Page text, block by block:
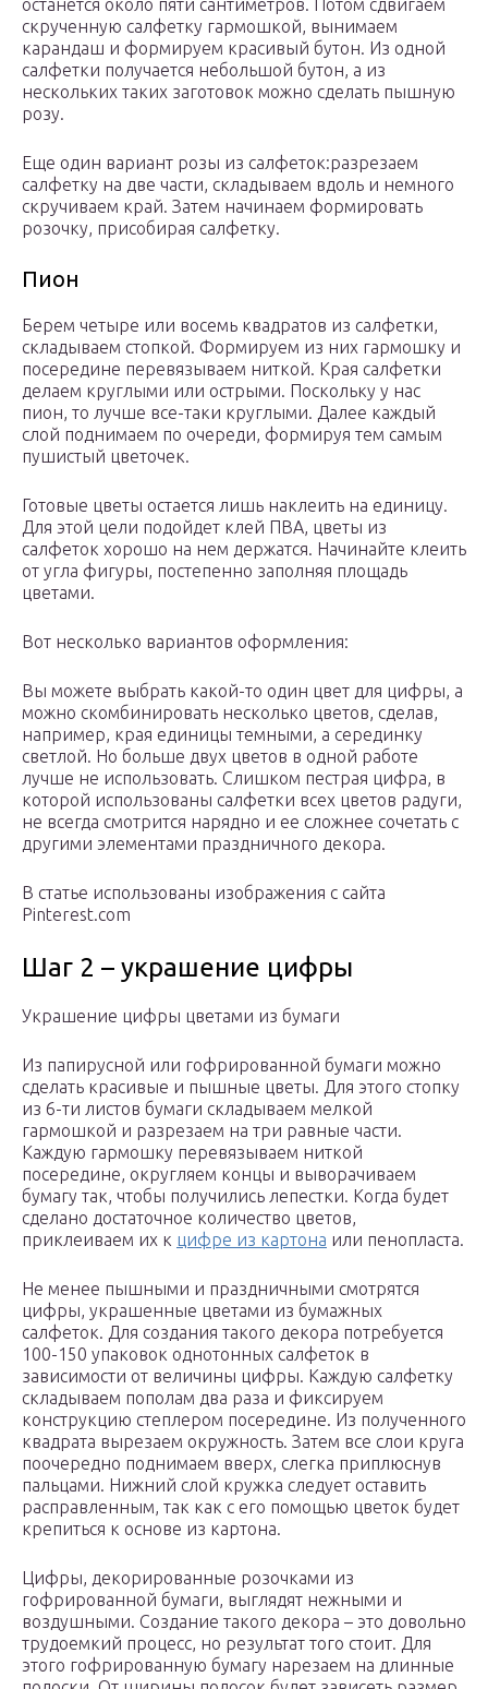
останется около пяти сантиметров. Потом сдвигаем
скрученную салфетку гармошкой, вынимаем
карандаш и формируем красивый бутон. Из одной
салфетки получается небольшой бутон, а из
нескольких таких заготовок можно сделать пышную
розу.
Еще один вариант розы из салфеток:разрезаем
салфетку на две части, складываем вдоль и немного
скручиваем край. Затем начинаем формировать
розочку, присобирая салфетку.
Пион
Берем четыре или восемь квадратов из салфетки,
складываем стопкой. Формируем из них гармошку и
посередине перевязываем ниткой. Края салфетки
делаем круглыми или острыми. Поскольку у нас
пион, то лучше все-таки круглыми. Далее каждый
слой поднимаем по очереди, формируя тем самым
пушистый цветочек.
Готовые цветы остается лишь наклеить на единицу.
Для этой цели подойдет клей ПВА, цветы из
салфеток хорошо на нем держатся. Начинайте клеить
от угла фигуры, постепенно заполняя площадь
цветами.
Вот несколько вариантов оформления:
Вы можете выбрать какой-то один цвет для цифры, а
можно скомбинировать несколько цветов, сделав,
например, края единицы темными, а серединку
светлой. Но больше двух цветов в одной работе
лучше не использовать. Слишком пестрая цифра, в
которой использованы салфетки всех цветов радуги,
не всегда смотрится нарядно и ее сложнее сочетать с
другими элементами праздничного декора.
В статье использованы изображения с сайта
Pinterest.com
Шаг 2 – украшение цифры
Украшение цифры цветами из бумаги
Из папирусной или гофрированной бумаги можно
сделать красивые и пышные цветы. Для этого стопку
из 6-ти листов бумаги складываем мелкой
гармошкой и разрезаем на три равные части.
Каждую гармошку перевязываем ниткой
посередине, округляем концы и выворачиваем
бумагу так, чтобы получились лепестки. Когда будет
сделано достаточное количество цветов,
приклеиваем их к цифре из картона или пенопласта.
Не менее пышными и праздничными смотрятся
цифры, украшенные цветами из бумажных
салфеток. Для создания такого декора потребуется
100-150 упаковок однотонных салфеток в
зависимости от величины цифры. Каждую салфетку
складываем пополам два раза и фиксируем
конструкцию степлером посередине. Из полученного
квадрата вырезаем окружность. Затем все слои круга
поочередно поднимаем вверх, слегка приплюснув
пальцами. Нижний слой кружка следует оставить
расправленным, так как с его помощью цветок будет
крепиться к основе из картона.
Цифры, декорированные розочками из
гофрированной бумаги, выглядят нежными и
воздушными. Создание такого декора – это довольно
трудоемкий процесс, но результат того стоит. Для
этого гофрированную бумагу нарезаем на длинные